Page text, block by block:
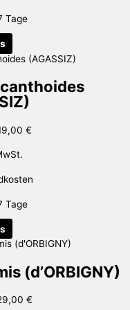
Tage
€
Tage
(d’ORBIGNY)
€